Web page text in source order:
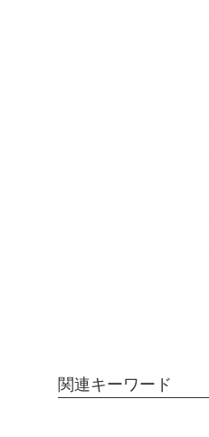
関連キーワード